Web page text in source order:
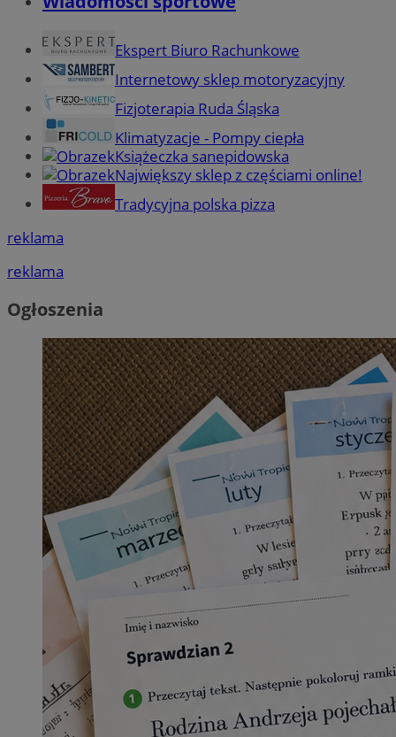
Ekspert Biuro Rachunkowe
Internetowy sklep motoryzacyjny
Fizjoterapia Ruda Śląska
Klimatyzacje - Pompy ciepła
Książeczka sanepidowska
Największy sklep z częściami online!
Tradycyjna polska pizza
reklama
reklama
Ogłoszenia